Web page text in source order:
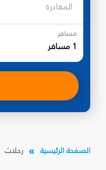
المغادرة
مسافر
1 مسافر
الصفحة الرئيسية رحلات